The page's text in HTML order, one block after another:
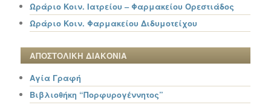
Ωράριο Κοιν. Ιατρείου – Φαρμακείου Ορεστιάδος
Ωράριο Κοιν. Φαρμακείου Διδυμοτείχου
ΑΠΟΣΤΟΛΙΚΗ ΔΙΑΚΟΝΙΑ
Αγία Γραφή
Βιβλιοθήκη “Πορφυρογέννητος”